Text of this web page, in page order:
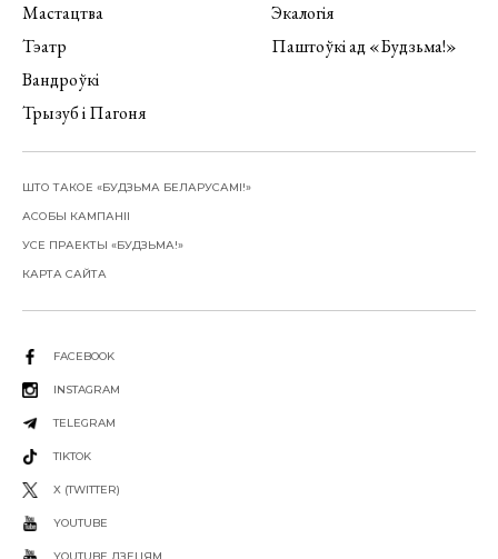
Мастацтва
Тэатр
Вандроўкі
Трызуб і Пагоня
Экалогія
Паштоўкі ад «Будзьма!»
ШТО ТАКОЕ «БУДЗЬМА БЕЛАРУСАМІ!»
АСОБЫ КАМПАНІІ
УСЕ ПРАЕКТЫ «БУДЗЬМА!»
КАРТА САЙТА
FACEBOOK
INSTAGRAM
TELEGRAM
TIKTOK
X (TWITTER)
YOUTUBE